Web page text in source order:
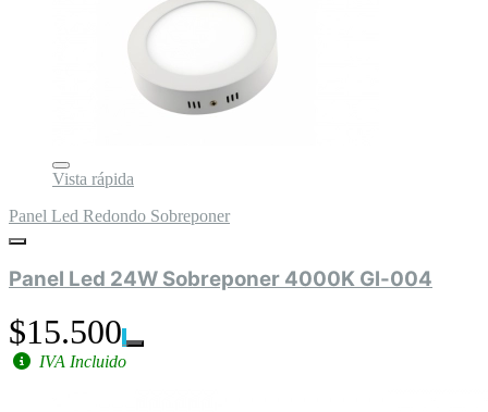
Vista rápida
Panel Led Redondo Sobreponer
Panel Led 24W Sobreponer 4000K Gl-004
$15.500
IVA Incluido